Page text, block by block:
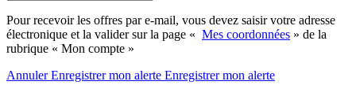
Pour recevoir les offres par e-mail, vous devez saisir votre adresse
électronique et la valider sur la page « Mes coordonnées » de la
rubrique « Mon compte »
AnnulerEnregistrer mon alerte Enregistrermon alerte